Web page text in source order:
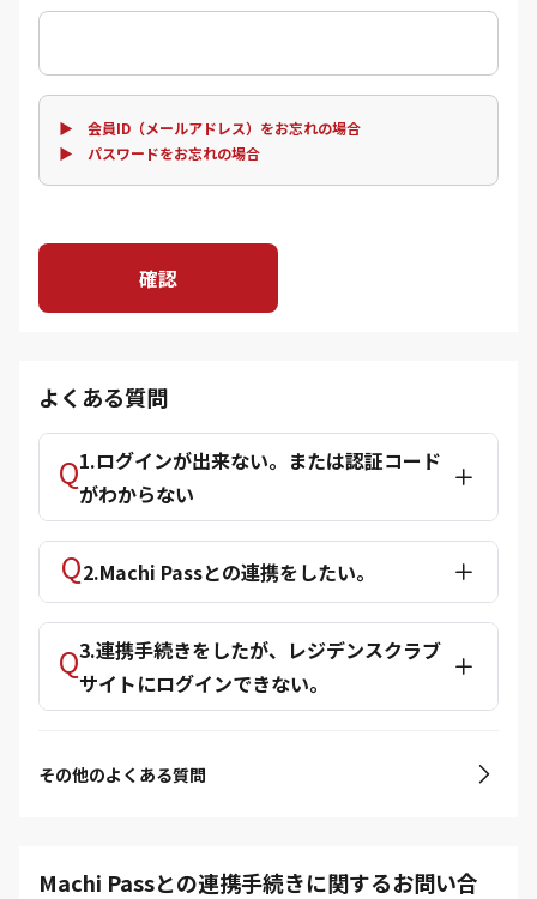
▶ 会員ID（メールアドレス）をお忘れの場合
▶ パスワードをお忘れの場合
確認
よくある質問
1.ログインが出来ない。または認証コード
がわからない
2.Machi Passとの連携をしたい。
3.連携手続きをしたが、レジデンスクラブ
サイトにログインできない。
その他のよくある質問
Machi Passとの連携手続きに関するお問い合